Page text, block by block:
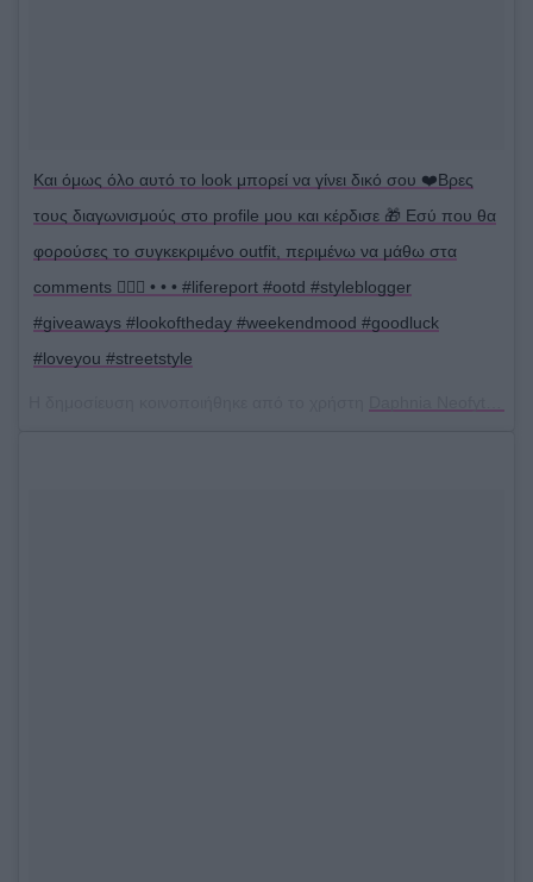
Και όμως όλο αυτό το look μπορεί να γίνει δικό σου ❤️Βρες
τους διαγωνισμούς στο profile μου και κέρδισε 🎁 Εσύ που θα
φορούσες το συγκεκριμένο outfit, περιμένω να μάθω στα
comments 👇🏻📩 • • • #lifereport #ootd #styleblogger
#giveaways #lookoftheday #weekendmood #goodluck
#loveyou #streetstyle